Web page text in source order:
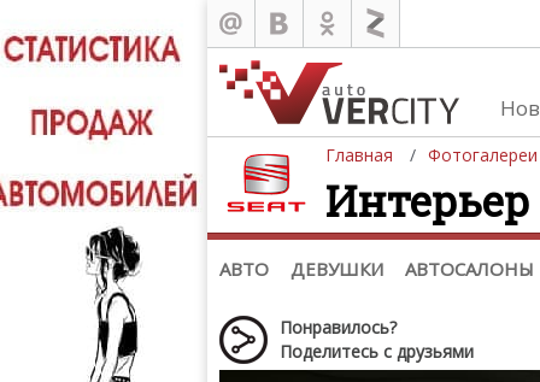
Главная Фотогалереи
Интерьер
АВТО ДЕВУШКИ АВТОСАЛОНЫ
Автомобили
Последние добавления
Список марок
(+1102)
Понравилось?
Поделитесь с друзьями